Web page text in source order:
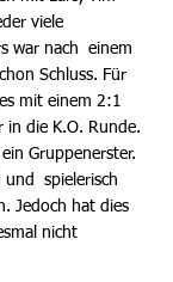
viele
war nach  einem
Schluss. Für
mit einem 2:1
in die K.O. Runde.
Gruppenerster.
und  spielerisch
Jedoch hat dies
nicht